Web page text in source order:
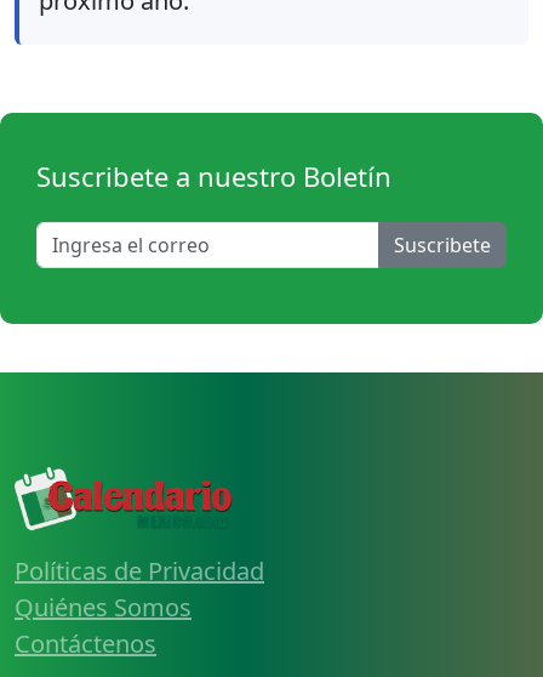
Suscribete a nuestro Boletín
Suscribete
Políticas de Privacidad
Quiénes Somos
Contáctenos